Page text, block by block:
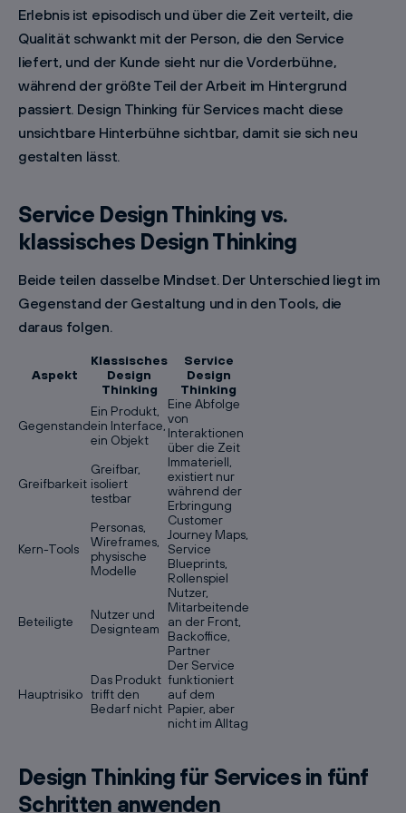
Erlebnis ist episodisch und über die Zeit verteilt, die
Qualität schwankt mit der Person, die den Service
liefert, und der Kunde sieht nur die Vorderbühne,
während der größte Teil der Arbeit im Hintergrund
passiert. Design Thinking für Services macht diese
unsichtbare Hinterbühne sichtbar, damit sie sich neu
gestalten lässt.
Service Design Thinking vs.
klassisches Design Thinking
Beide teilen dasselbe Mindset. Der Unterschied liegt im
Gegenstand der Gestaltung und in den Tools, die
daraus folgen.
Aspekt
Klassisches
Design
Thinking
Service
Design
Thinking
Gegenstand
Ein Produkt,
ein Interface,
ein Objekt
Eine Abfolge
von
Interaktionen
über die Zeit
Greifbarkeit
Greifbar,
isoliert
testbar
Immateriell,
existiert nur
während der
Erbringung
Kern-Tools
Personas,
Wireframes,
physische
Modelle
Customer
Journey Maps,
Service
Blueprints,
Rollenspiel
Beteiligte
Nutzer und
Designteam
Nutzer,
Mitarbeitende
an der Front,
Backoffice,
Partner
Hauptrisiko
Das Produkt
trifft den
Bedarf nicht
Der Service
funktioniert
auf dem
Papier, aber
nicht im Alltag
Design Thinking für Services in fünf
Schritten anwenden